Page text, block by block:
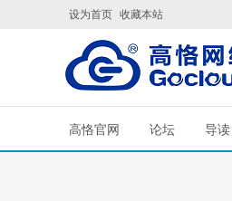
设为首页 收藏本站
高恪官网 论坛 导读